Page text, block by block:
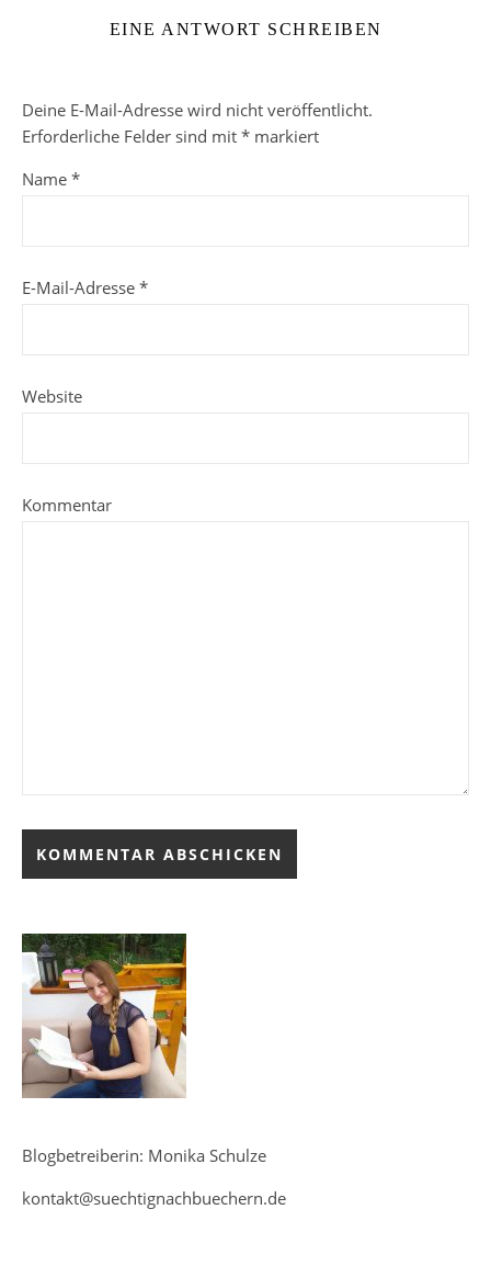
EINE ANTWORT SCHREIBEN
Deine E-Mail-Adresse wird nicht veröffentlicht.
Erforderliche Felder sind mit * markiert
Name *
E-Mail-Adresse *
Website
Kommentar
Blogbetreiberin: Monika Schulze
kontakt@suechtignachbuechern.de